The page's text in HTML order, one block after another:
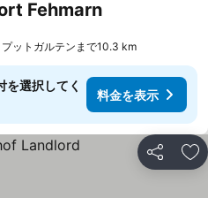
Fehmarn料金を表示
ットガルテンまで10.3 km
を選択してく
料金を表示
シェア お